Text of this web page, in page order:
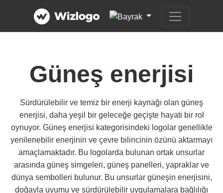
Güneş enerjisi
Sürdürülebilir ve temiz bir enerji kaynağı olan güneş
enerjisi, daha yeşil bir geleceğe geçişte hayati bir rol
oynuyor. Güneş enerjisi kategorisindeki logolar genellikle
yenilenebilir enerjinin ve çevre bilincinin özünü aktarmayı
amaçlamaktadır. Bu logolarda bulunan ortak unsurlar
arasında güneş simgeleri, güneş panelleri, yapraklar ve
dünya sembolleri bulunur. Bu unsurlar güneşin enerjisini,
doğayla uyumu ve sürdürülebilir uygulamalara bağlılığı